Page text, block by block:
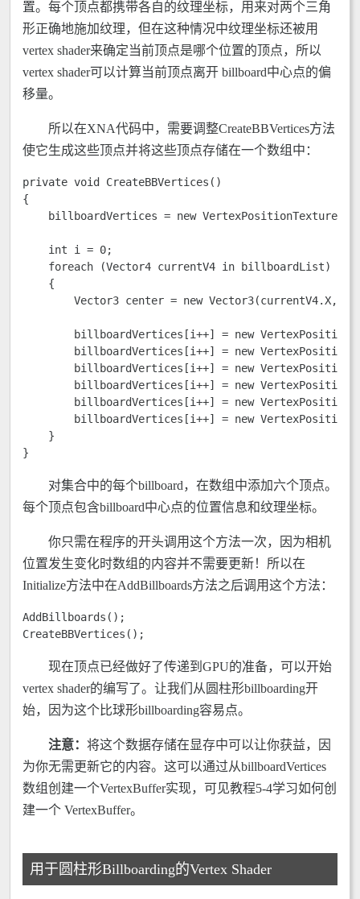
置。每个顶点都携带各自的纹理坐标，用来对两个三角
形正确地施加纹理，但在这种情况中纹理坐标还被用
vertex shader来确定当前顶点是哪个位置的顶点，所以
vertex shader可以计算当前顶点离开 billboard中心点的偏
移量。
所以在XNA代码中，需要调整CreateBBVertices方法
使它生成这些顶点并将这些顶点存储在一个数组中：
private void CreateBBVertices()
{
billboardVertices = new
    int i = 0;
    foreach (Vector4 currentV4 in billboardList)
    {
Vector3 center = new Vector3(currentV4.X,
billboardVertices[i++] = new
billboardVertices[i++] = new
billboardVertices[i++] = new
billboardVertices[i++] = new
billboardVertices[i++] = new
billboardVertices[i++] = new
    }
}
对集合中的每个billboard，在数组中添加六个顶点。
每个顶点包含billboard中心点的位置信息和纹理坐标。
你只需在程序的开头调用这个方法一次，因为相机
位置发生变化时数组的内容并不需要更新！所以在
Initialize方法中在AddBillboards方法之后调用这个方法：
AddBillboards();
CreateBBVertices();
现在顶点已经做好了传递到GPU的准备，可以开始
vertex shader的编写了。让我们从圆柱形billboarding开
始，因为这个比球形billboarding容易点。
注意： 将这个数据存储在显存中可以让你获益，因
为你无需更新它的内容。这可以通过从billboardVertices
数组创建一个VertexBuffer实现，可见教程5-4学习如何创
建一个 VertexBuffer。
用于圆柱形Billboarding的Vertex Shader